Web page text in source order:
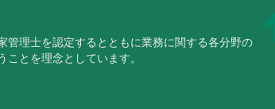
管理士を認定するとともに業務に関する各分野の
とを理念としています。